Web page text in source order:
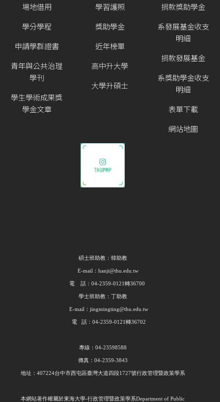
場地借用
學分學程
申請學群證書
青年與公共治理
學刊
學生學術成果獎
學金文章
學習護照
獎助學金
近年榜單
高中升大學
大學升碩士
捐款獎助學金
系發展基金收支
明細
捐款發展基金
系獎助學金收支
明細
表單下載
網站地圖
碩士班助教：韓助教
E-mail：hanji@thu.edu.tw
電 話：04-2359-0121轉36700
學士班助教：丁助教
E-mail：jingmingting@thu.edu.tw
電 話：04-2359-0121轉36702
專線：04-23598588
傳真：04-2359-3843
地址：407224台中市西屯區臺灣大道四段1727號行政管理暨政策學系
本網站著作權屬於東海大學-行政管理暨政策學系Department of Public